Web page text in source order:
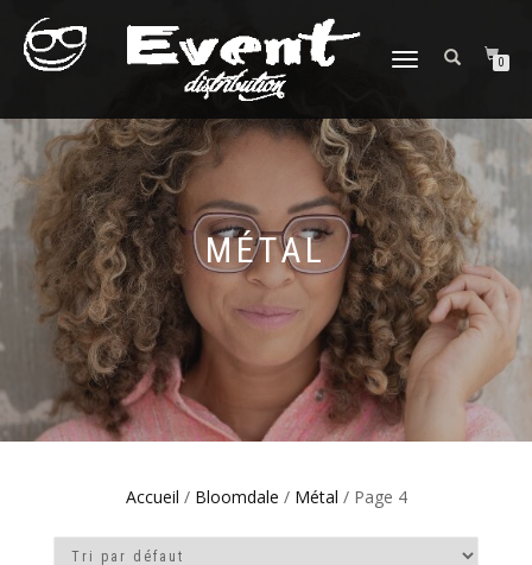
DÉPLIER
0
MÉTAL
Accueil / Bloomdale / Métal / Page 4